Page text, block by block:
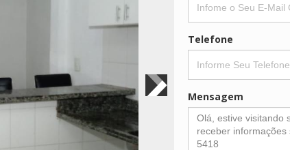
Telefone
Mensagem